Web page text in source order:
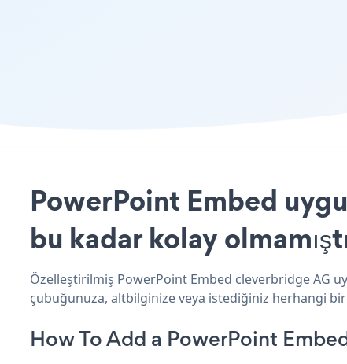
PowerPoint Embed
bu kadar kolay olmamıştı
Özelleştirilmiş PowerPoint Embed cleverbridge AG
çubuğunuza, altbilginize veya istediğiniz herhangi
How To Add a PowerPoint